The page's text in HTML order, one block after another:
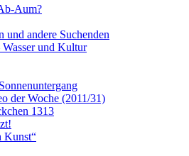
Aum?
und andere Suchenden
und Kultur
der Woche (2011/31)
1313
Kunst“